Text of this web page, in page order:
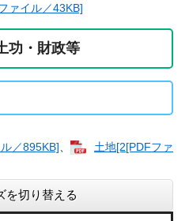
ァイル／43KB]
功・財政等
／895KB]
土地​[2[PDFファ
を切り替える